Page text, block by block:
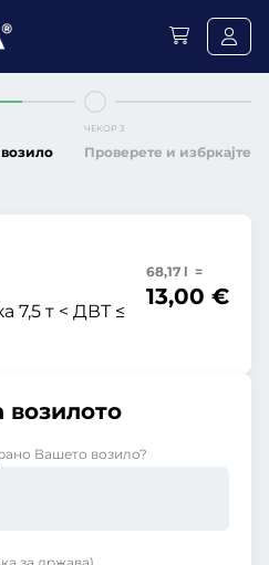
ЧЕКОР 3
Проверете и избркајте
7,5 т < ДВТ ≤
68,17 l =
13,00 €
Вашето возило?